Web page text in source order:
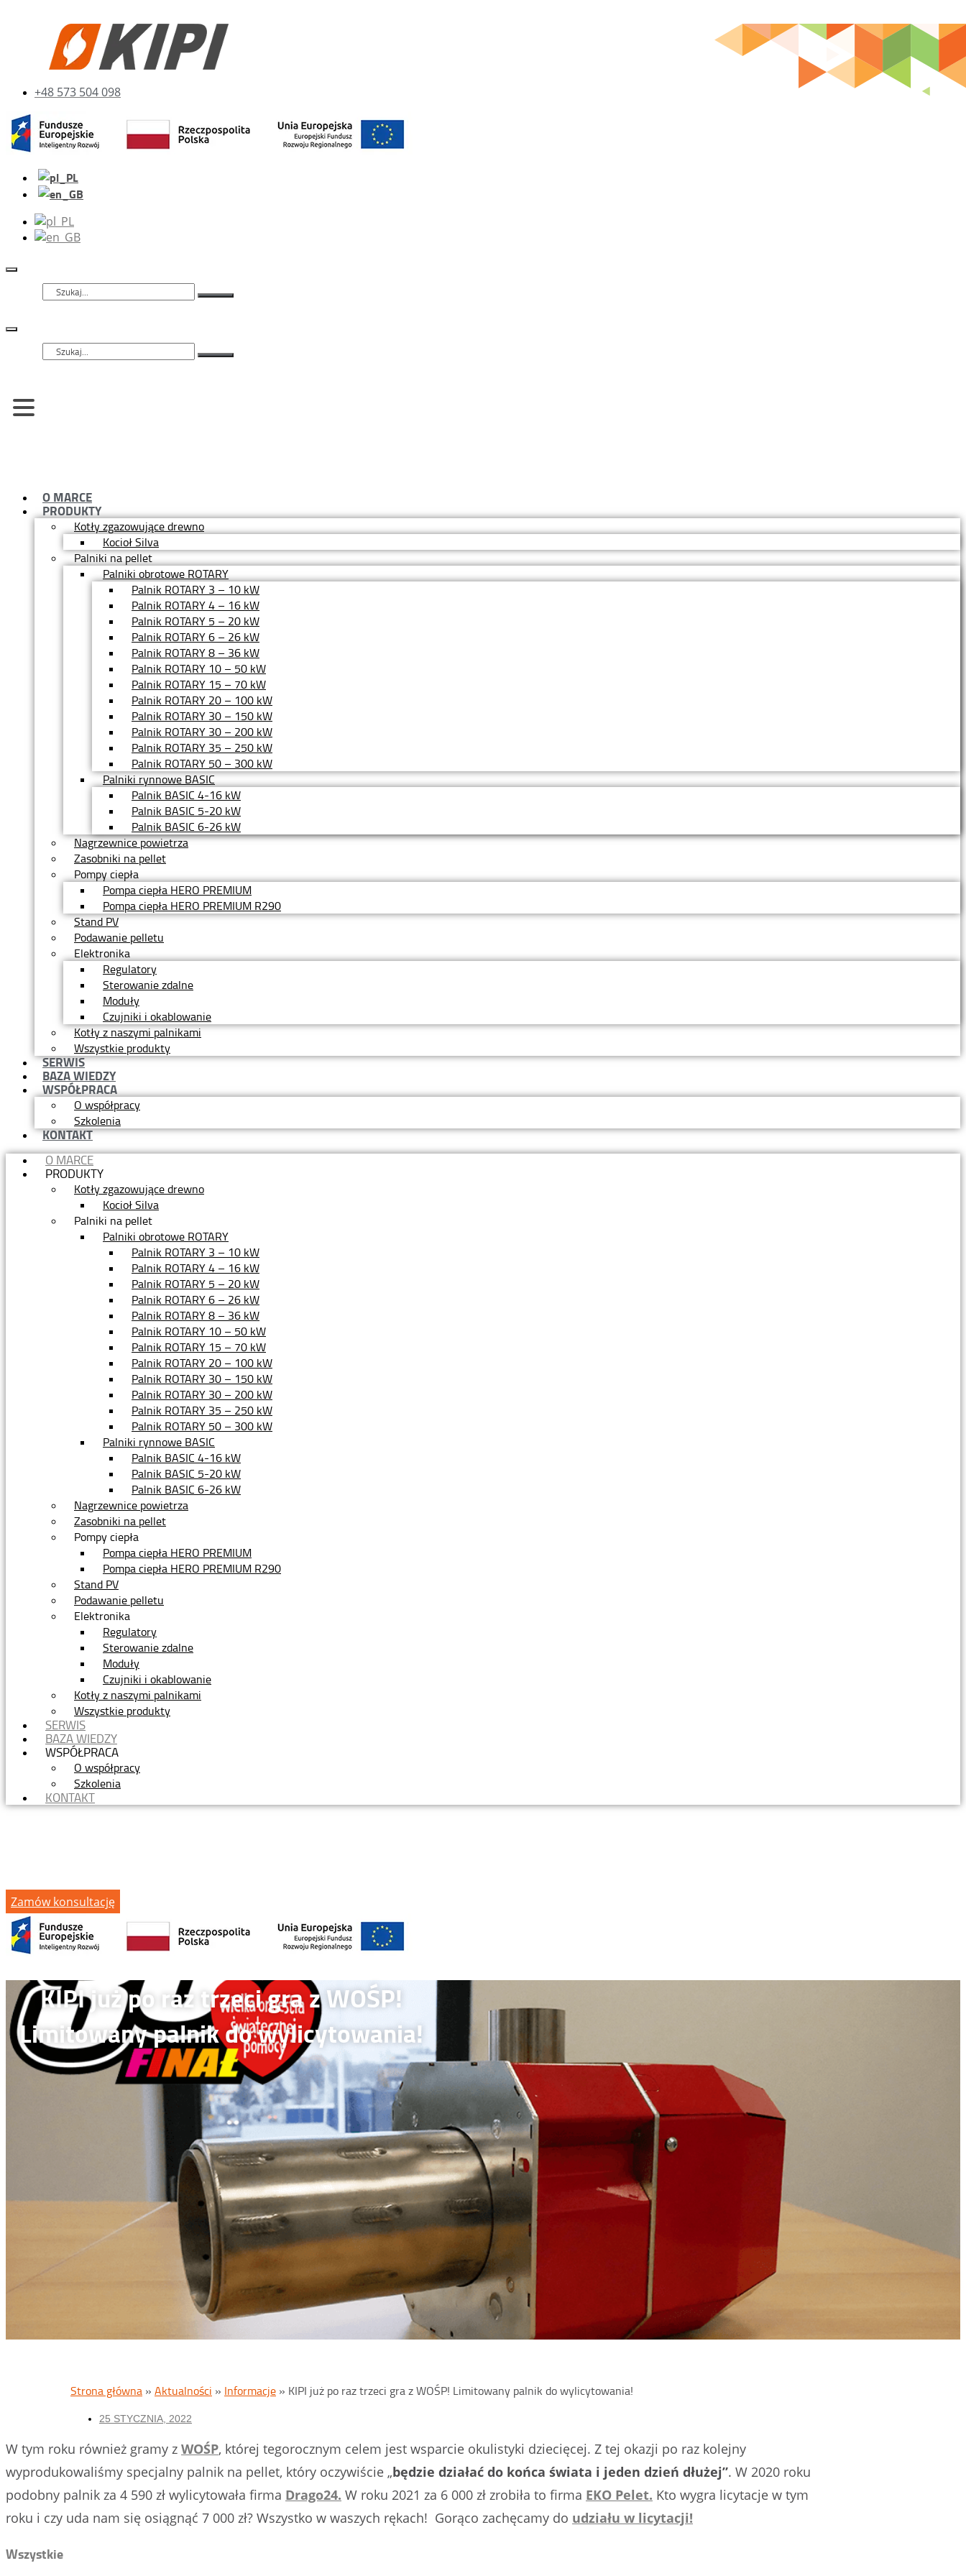
+48 573 504 098
O MARCE
PRODUKTY
Kotły zgazowujące drewno
Kocioł Silva
Palniki na pellet
Palniki obrotowe ROTARY
Palnik ROTARY 3 – 10 kW
Palnik ROTARY 4 – 16 kW
Palnik ROTARY 5 – 20 kW
Palnik ROTARY 6 – 26 kW
Palnik ROTARY 8 – 36 kW
Palnik ROTARY 10 – 50 kW
Palnik ROTARY 15 – 70 kW
Palnik ROTARY 20 – 100 kW
Palnik ROTARY 30 – 150 kW
Palnik ROTARY 30 – 200 kW
Palnik ROTARY 35 – 250 kW
Palnik ROTARY 50 – 300 kW
Palniki rynnowe BASIC
Palnik BASIC 4-16 kW
Palnik BASIC 5-20 kW
Palnik BASIC 6-26 kW
Nagrzewnice powietrza
Zasobniki na pellet
Pompy ciepła
Pompa ciepła HERO PREMIUM
Pompa ciepła HERO PREMIUM R290
Stand PV
Podawanie pelletu
Elektronika
Regulatory
Sterowanie zdalne
Moduły
Czujniki i okablowanie
Kotły z naszymi palnikami
Wszystkie produkty
SERWIS
BAZA WIEDZY
WSPÓŁPRACA
O współpracy
Szkolenia
KONTAKT
O MARCE
PRODUKTY
Kotły zgazowujące drewno
Kocioł Silva
Palniki na pellet
Palniki obrotowe ROTARY
Palnik ROTARY 3 – 10 kW
Palnik ROTARY 4 – 16 kW
Palnik ROTARY 5 – 20 kW
Palnik ROTARY 6 – 26 kW
Palnik ROTARY 8 – 36 kW
Palnik ROTARY 10 – 50 kW
Palnik ROTARY 15 – 70 kW
Palnik ROTARY 20 – 100 kW
Palnik ROTARY 30 – 150 kW
Palnik ROTARY 30 – 200 kW
Palnik ROTARY 35 – 250 kW
Palnik ROTARY 50 – 300 kW
Palniki rynnowe BASIC
Palnik BASIC 4-16 kW
Palnik BASIC 5-20 kW
Palnik BASIC 6-26 kW
Nagrzewnice powietrza
Zasobniki na pellet
Pompy ciepła
Pompa ciepła HERO PREMIUM
Pompa ciepła HERO PREMIUM R290
Stand PV
Podawanie pelletu
Elektronika
Regulatory
Sterowanie zdalne
Moduły
Czujniki i okablowanie
Kotły z naszymi palnikami
Wszystkie produkty
SERWIS
BAZA WIEDZY
WSPÓŁPRACA
O współpracy
Szkolenia
KONTAKT
Zamów konsultację
KIPI już po raz trzeci gra z WOŚP!
Limitowany palnik do wylicytowania!
Strona główna » Aktualności » Informacje » KIPI już po raz trzeci gra z WOŚP! Limitowany palnik do wylicytowania!
25 STYCZNIA, 2022
W tym roku również gramy z WOŚP, której tegorocznym celem jest wsparcie okulistyki dziecięcej. Z tej okazji po raz kolejny
wyprodukowaliśmy specjalny palnik na pellet, który oczywiście „będzie działać do końca świata i jeden dzień dłużej”. W 2020 roku
podobny palnik za 4 590 zł wylicytowała firma Drago24. W roku 2021 za 6 000 zł zrobiła to firma EKO Pelet. Kto wygra licytacje w tym
roku i czy uda nam się osiągnąć 7 000 zł? Wszystko w waszych rękach! Gorąco zachęcamy do udziału w licytacji!
Wszystkie